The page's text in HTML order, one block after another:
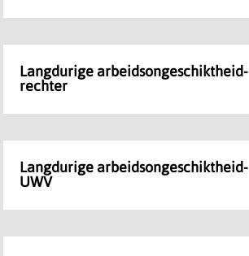
Langdurige arbeidsongeschiktheid-
rechter
Langdurige arbeidsongeschiktheid-
UWV